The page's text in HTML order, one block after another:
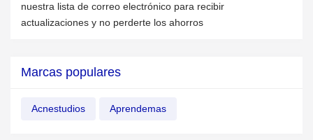
nuestra lista de correo electrónico para recibir
actualizaciones y no perderte los ahorros
Marcas populares
Acnestudios Aprendemas